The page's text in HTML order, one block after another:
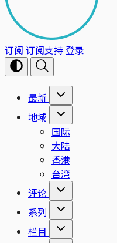
订阅 订阅支持登录
最新
地域
国际
大陆
香港
台湾
评论
系列
栏目